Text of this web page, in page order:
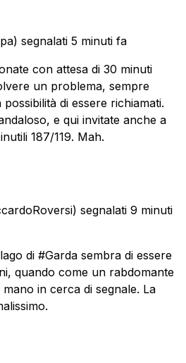
segnalati 5 minuti fa
con attesa di 30 minuti
un problema, sempre
di essere richiamati.
e qui invitate anche a
187/119. Mah.
segnalati 9 minuti
di #Garda sembra di essere
quando come un rabdomante
in cerca di segnale. La